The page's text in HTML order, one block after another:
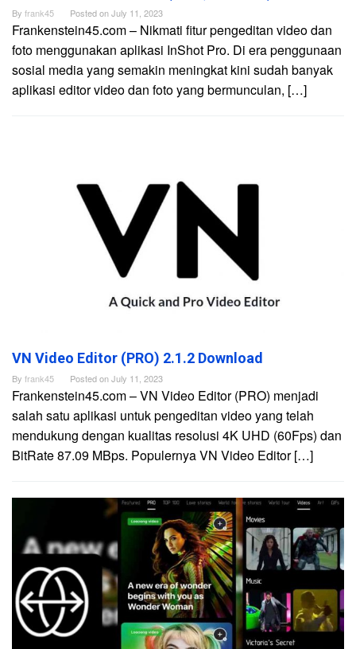
By frank45 Posted onJuly 11, 2023
Frankenstein45.com – Nikmati fitur pengeditan video dan
foto menggunakan aplikasi InShot Pro. Di era penggunaan
sosial media yang semakin meningkat kini sudah banyak
aplikasi editor video dan foto yang bermunculan, […]
VN Video Editor (PRO) 2.1.2 Download
By frank45 Posted onJuly 11, 2023
Frankenstein45.com – VN Video Editor (PRO) menjadi
salah satu aplikasi untuk pengeditan video yang telah
mendukung dengan kualitas resolusi 4K UHD (60Fps) dan
BitRate 87.09 MBps. Populernya VN Video Editor […]